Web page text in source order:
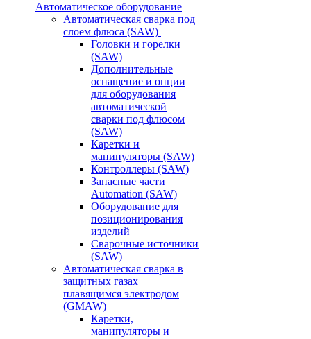
Автоматическое оборудование
Автоматическая сварка под
слоем флюса (SAW)
Головки и горелки
(SAW)
Дополнительные
оснащение и опции
для оборудования
автоматической
сварки под флюсом
(SAW)
Каретки и
манипуляторы (SAW)
Контроллеры (SAW)
Запасные части
Automation (SAW)
Оборудование для
позиционирования
изделий
Сварочные источники
(SAW)
Автоматическая сварка в
защитных газах
плавящимся электродом
(GMAW)
Каретки,
манипуляторы и